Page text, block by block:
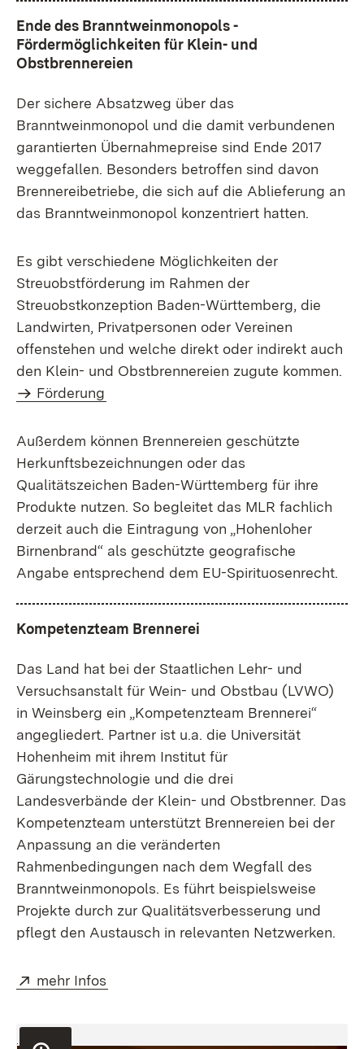
Ende des Branntweinmonopols -
Fördermöglichkeiten für Klein- und
Obstbrennereien
Der sichere Absatzweg über das
Branntweinmonopol und die damit verbundenen
garantierten Übernahmepreise sind Ende 2017
weggefallen. Besonders betroffen sind davon
Brennereibetriebe, die sich auf die Ablieferung an
das Branntweinmonopol konzentriert hatten.
Es gibt verschiedene Möglichkeiten der
Streuobstförderung im Rahmen der
Streuobstkonzeption Baden-Württemberg, die
Landwirten, Privatpersonen oder Vereinen
offenstehen und welche direkt oder indirekt auch
den Klein- und Obstbrennereien zugute kommen.
Förderung
Außerdem können Brennereien geschützte
Herkunftsbezeichnungen oder das
Qualitätszeichen Baden-Württemberg für ihre
Produkte nutzen. So begleitet das MLR fachlich
derzeit auch die Eintragung von „Hohenloher
Birnenbrand“ als geschützte geografische
Angabe entsprechend dem EU-Spirituosenrecht.
Kompetenzteam Brennerei
Das Land hat bei der Staatlichen Lehr- und
Versuchsanstalt für Wein- und Obstbau (LVWO)
in Weinsberg ein „Kompetenzteam Brennerei“
angegliedert. Partner ist u.a. die Universität
Hohenheim mit ihrem Institut für
Gärungstechnologie und die drei
Landesverbände der Klein- und Obstbrenner. Das
Kompetenzteam unterstützt Brennereien bei der
Anpassung an die veränderten
Rahmenbedingungen nach dem Wegfall des
Branntweinmonopols. Es führt beispielsweise
Projekte durch zur Qualitätsverbesserung und
pflegt den Austausch in relevanten Netzwerken.
Extern:
mehr Infos